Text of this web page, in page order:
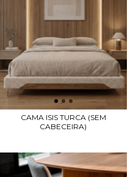
CAMA ISIS TURCA (SEM
CABECEIRA)